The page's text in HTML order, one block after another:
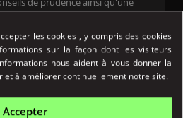
pour les personnes malvoyantes
NICOTINE
contenue
pour utilisation en sub ohm
les cookies , y compris des cookies
sur la façon dont les visiteurs
nous aident à vous donner la
et à améliorer continuellement notre site.
Accepter